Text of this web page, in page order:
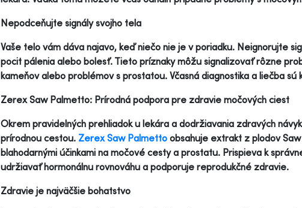
Nepodceňujte signály svojho tela
Vaše telo vám dáva najavo, keď niečo nie je v poriadku. Neignorujte
pocit pálenia alebo bolesť. Tieto príznaky môžu signalizovať rôzne
kameňov alebo problémov s prostatou. Včasná diagnostika a liečba
Zerex Saw Palmetto: Prírodná podpora pre zdravie močových ciest
Okrem pravidelných prehliadok u lekára a dodržiavania zdravých
prírodnou cestou. Zerex Saw Palmetto obsahuje extrakt z plodov
blahodarnými účinkami na močové cesty a prostatu. Prispieva k
udržiavať hormonálnu rovnováhu a podporuje reprodukčné zdravie.
Zdravie je najväčšie bohatstvo